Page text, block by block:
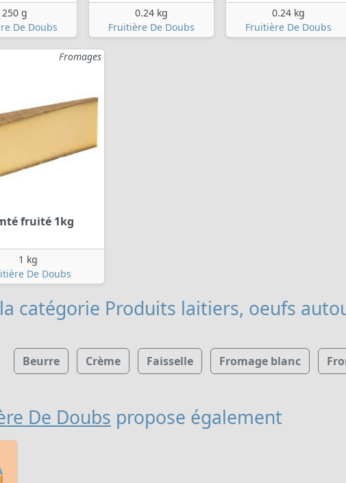
250 g
De Doubs
0.24 kg
Fruitière De Doubs
0.24 kg
Fruitière De Doubs
Fromages
fruité 1kg
1 kg
De Doubs
catégorie Produits laitiers, oeufs
Beurre Crème Faisselle Fromage blanc
De Doubs propose également